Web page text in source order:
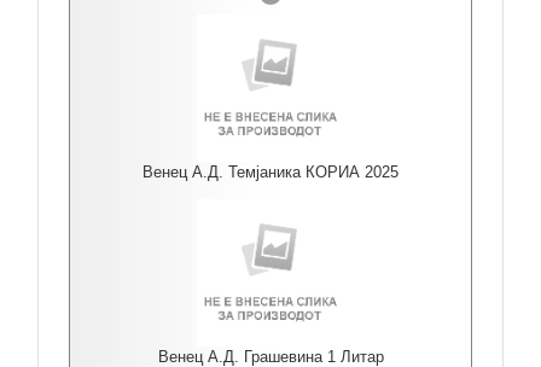
Венец А.Д. Темјаника КОРИА 2025
Венец А.Д. Грашевина 1 Литар